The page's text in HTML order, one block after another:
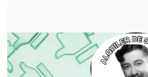
Centros Comerciales